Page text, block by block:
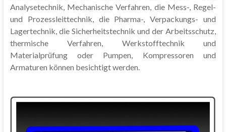
Analysetechnik, Mechanische Verfahren, die Mess-, Regel-
und Prozessleittechnik, die Pharma-, Verpackungs- und
Lagertechnik, die Sicherheitstechnik und der Arbeitsschutz,
thermische Verfahren, Werkstofftechnik und
Materialprüfung oder Pumpen, Kompressoren und
Armaturen können besichtigt werden.